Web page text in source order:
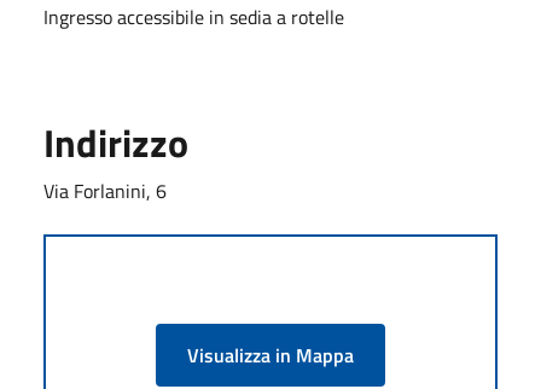
Ingresso accessibile in sedia a rotelle
Indirizzo
Via Forlanini, 6
Visualizza in Mappa